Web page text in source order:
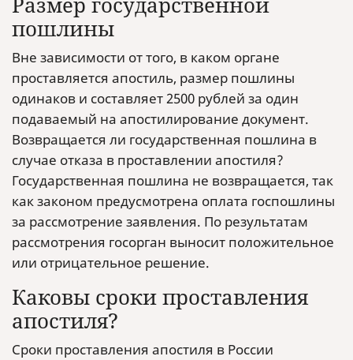
пошлины
Вне зависимости от того, в каком органе
проставляется апостиль, размер пошлины
одинаков и составляет 2500 рублей за один
подаваемый на апостилирование документ.
Возвращается ли государственная пошлина в
случае отказа в проставлении апостиля?
Государственная пошлина не возвращается, так
как законом предусмотрена оплата госпошлины
за рассмотрение заявления. По результатам
рассмотрения госорган выносит положительное
или отрицательное решение.
Каковы сроки проставления
апостиля?
Сроки проставления апостиля в России